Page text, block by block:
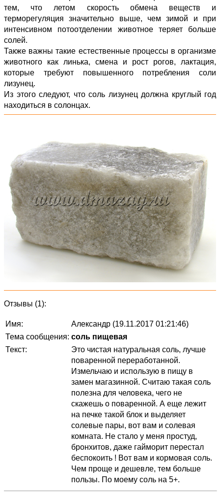
тем, что летом скорость обмена веществ и
терморегуляция значительно выше, чем зимой и при
интенсивном потоотделении животное теряет больше
солей.
Также важны такие естественные процессы в организме
животного как линька, смена и рост рогов, лактация,
которые требуют повышенного потребления соли
лизунец.
Из этого следуют, что соль лизунец должна круглый год
находиться в солонцах.
Отзывы (1):
Имя:
Александр (19.11.2017 01:21:46)
Тема сообщения: соль пищевая
Текст:
Это чистая натуральная соль, лучше
поваренной переработанной.
Измельчаю и использую в пищу в
замен магазинной. Считаю такая соль
полезна для человека, чего не
скажешь о поваренной. А еще лежит
на печке такой блок и выделяет
солевые пары, вот вам и солевая
комната. Не стало у меня простуд,
бронхитов, даже гайморит перестал
беспокоить ! Вот вам и кормовая соль.
Чем проще и дешевле, тем больше
пользы. По моему соль на 5+.